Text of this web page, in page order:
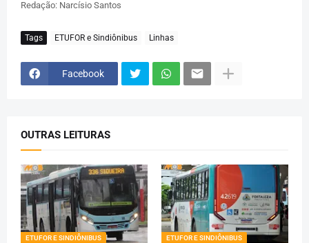
Redação: Narcísio Santos
Tags ETUFOR e Sindiônibus Linhas
Facebook
OUTRAS LEITURAS
ETUFOR E SINDIÔNIBUS ETUFOR E SINDIÔNIBUS